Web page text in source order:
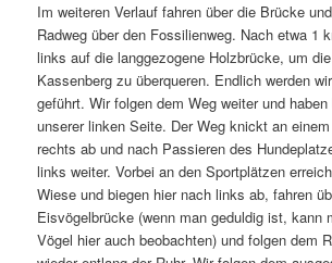
Im weiteren Verlauf fahren über die Brücke
Radweg über den Fossilienweg. Nach etwa 1
links auf die langgezogene Holzbrücke, um
Kassenberg zu überqueren. Endlich werden
geführt. Wir folgen dem Weg weiter und
unserer linken Seite. Der Weg knickt an
rechts ab und nach Passieren des
links weiter. Vorbei an den Sportplätzen
Wiese und biegen hier nach links ab, fahren
Eisvögelbrücke (wenn man geduldig ist, kann
Vögel hier auch beobachten) und folgen dem